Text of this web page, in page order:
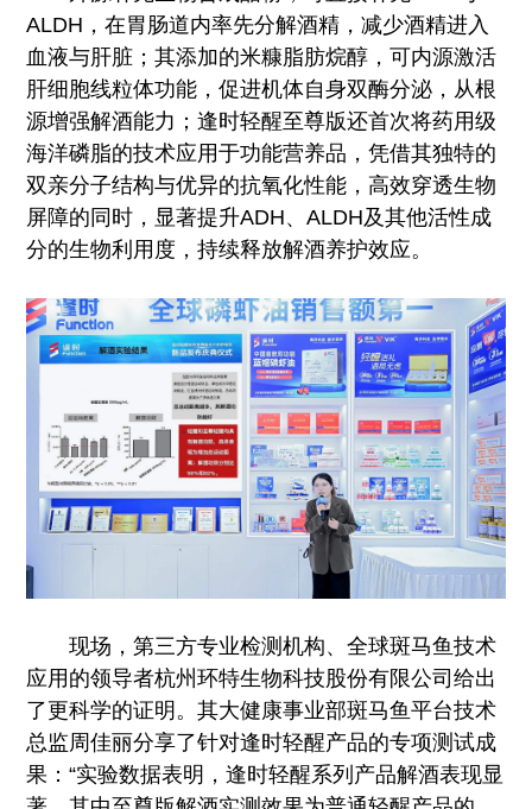
ALDH，在胃肠道内率先分解酒精，减少酒精进入
血液与肝脏；其添加的米糠脂肪烷醇，可内源激活
肝细胞线粒体功能，促进机体自身双酶分泌，从根
源增强解酒能力；逢时轻醒至尊版还首次将药用级
海洋磷脂的技术应用于功能营养品，凭借其独特的
双亲分子结构与优异的抗氧化性能，高效穿透生物
屏障的同时，显著提升ADH、ALDH及其他活性成
分的生物利用度，持续释放解酒养护效应。
现场，第三方专业检测机构、全球斑马鱼技术
应用的领导者杭州环特生物科技股份有限公司给出
了更科学的证明。其大健康事业部斑马鱼平台技术
总监周佳丽分享了针对逢时轻醒产品的专项测试成
果：“实验数据表明，逢时轻醒系列产品解酒表现显